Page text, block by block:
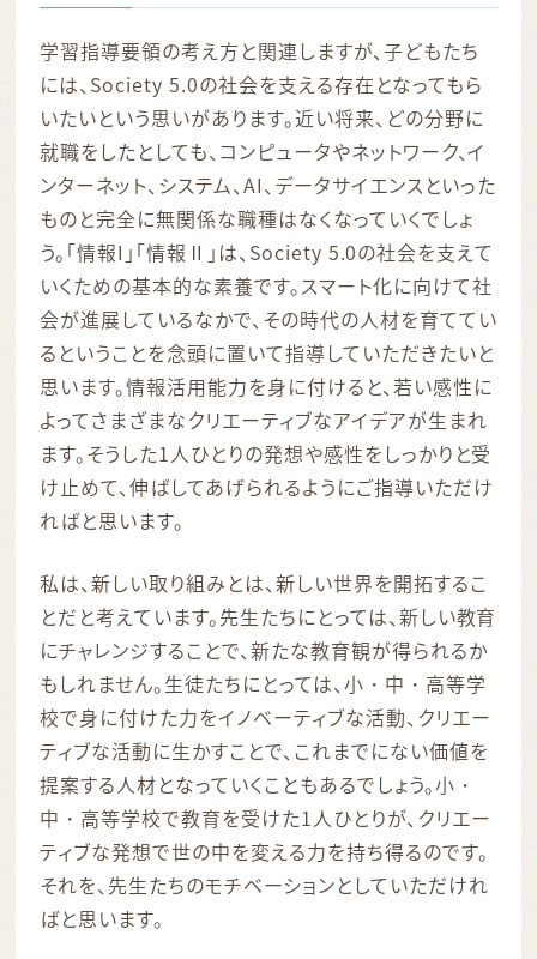
学習指導要領の考え方と関連しますが、子どもたち
には、Society 5.0の社会を支える存在となってもら
いたいという思いがあります。近い将来、どの分野に
就職をしたとしても、コンピュータやネットワーク、イ
ンターネット、システム、AI、データサイエンスといった
ものと完全に無関係な職種はなくなっていくでしょ
う。「情報I」「情報Ⅱ」は、Society 5.0の社会を支えて
いくための基本的な素養です。スマート化に向けて社
会が進展しているなかで、その時代の人材を育ててい
るということを念頭に置いて指導していただきたいと
思います。情報活用能力を身に付けると、若い感性に
よってさまざまなクリエーティブなアイデアが生まれ
ます。そうした1人ひとりの発想や感性をしっかりと受
け止めて、伸ばしてあげられるようにご指導いただけ
ればと思います。
私は、新しい取り組みとは、新しい世界を開拓するこ
とだと考えています。先生たちにとっては、新しい教育
にチャレンジすることで、新たな教育観が得られるか
もしれません。生徒たちにとっては、小・中・高等学
校で身に付けた力をイノベーティブな活動、クリエー
ティブな活動に生かすことで、これまでにない価値を
提案する人材となっていくこともあるでしょう。小・
中・高等学校で教育を受けた1人ひとりが、クリエー
ティブな発想で世の中を変える力を持ち得るのです。
それを、先生たちのモチベーションとしていただけれ
ばと思います。